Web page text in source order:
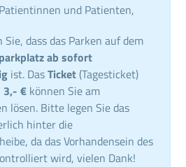
und Patienten,
dass das Parken auf dem
ab sofort
ist. DasTicket (Tagesticket)
3,- € können Sie am
lösen. Bitte legen Sie das
hinter die
da das Vorhandensein des
wird, vielen Dank!